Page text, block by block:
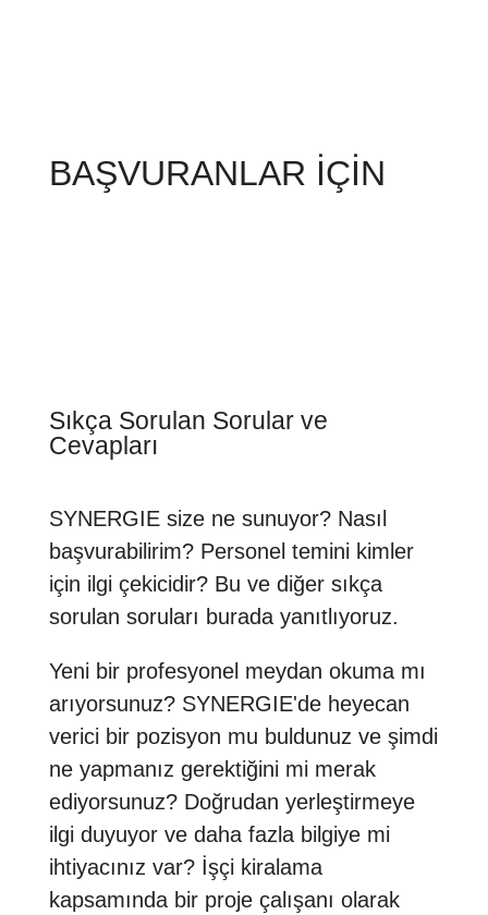
BAŞVURANLAR İÇİN
Sıkça Sorulan Sorular ve
Cevapları
SYNERGIE size ne sunuyor? Nasıl
başvurabilirim? Personel temini kimler
için ilgi çekicidir? Bu ve diğer sıkça
sorulan soruları burada yanıtlıyoruz.
Yeni bir profesyonel meydan okuma mı
arıyorsunuz? SYNERGIE'de heyecan
verici bir pozisyon mu buldunuz ve şimdi
ne yapmanız gerektiğini mi merak
ediyorsunuz? Doğrudan yerleştirmeye
ilgi duyuyor ve daha fazla bilgiye mi
ihtiyacınız var? İşçi kiralama
kapsamında bir proje çalışanı olarak